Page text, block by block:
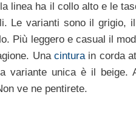
linea ha il collo alto e le
Le varianti sono il grigio,
Più leggero e casual il
Una cinturain corda
variante unica è il beige.
ve ne pentirete.